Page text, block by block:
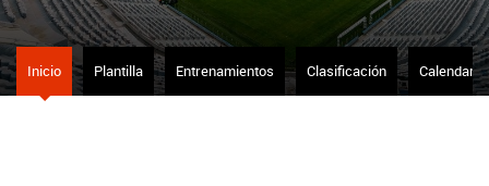
Inicio Plantilla Entrenamientos Clasificación Calendario